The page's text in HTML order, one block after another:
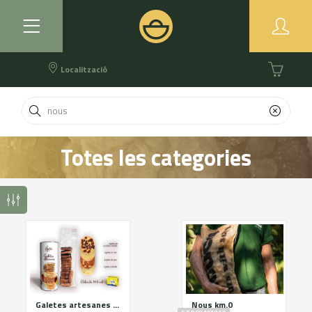
Localització
Totes les categories
Galetes artesanes de mantega DOP Alt Urgell-Cerdanya. Assortit blanc
Nous km.0